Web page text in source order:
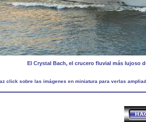
El Crystal Bach, el crucero fluvial más lujoso
click sobre las imágenes en miniatura para verlas